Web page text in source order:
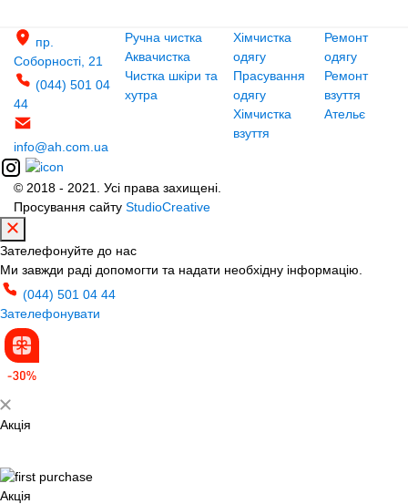
пр.
Соборності, 21
(044) 501 04
44
info@ah.com.ua
Ручна чистка
Аквачистка
Чистка шкіри та
хутра
Хімчистка
одягу
Прасування
одягу
Хімчистка
взуття
Ремонт
одягу
Ремонт
взуття
Ательє
© 2018 - 2021. Усі права захищені.
Просування сайту StudioCreative
Зателефонуйте до нас
Ми завжди раді допомогти та надати необхідну інформацію.
(044) 501 04 44
Зателефонувати
Акція
Акція